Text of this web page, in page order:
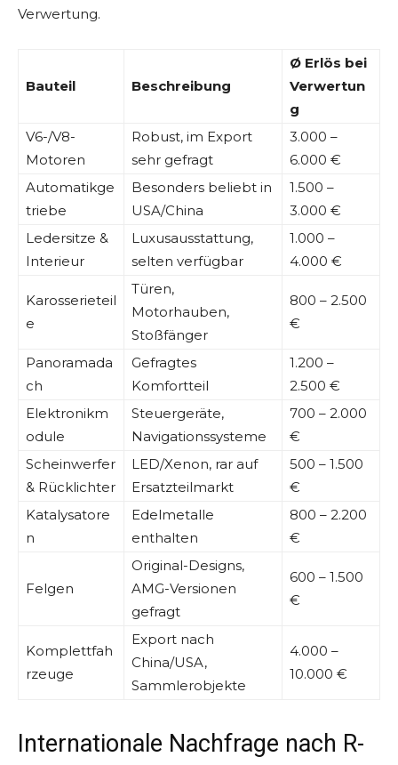
Verwertung.
Bauteil Beschreibung
Ø Erlös bei
Verwertun
g
V6-/V8-
Motoren
Robust, im Export
sehr gefragt
3.000 –
6.000 €
Automatikge
triebe
Besonders beliebt in
USA/China
1.500 –
3.000 €
Ledersitze &
Interieur
Luxusausstattung,
selten verfügbar
1.000 –
4.000 €
Karosserieteil
e
Türen,
Motorhauben,
Stoßfänger
800 – 2.500
€
Panoramada
ch
Gefragtes
Komfortteil
1.200 –
2.500 €
Elektronikm
odule
Steuergeräte,
Navigationssysteme
700 – 2.000
€
Scheinwerfer
& Rücklichter
LED/Xenon, rar auf
Ersatzteilmarkt
500 – 1.500
€
Katalysatore
n
Edelmetalle
enthalten
800 – 2.200
€
Felgen
Original-Designs,
AMG-Versionen
gefragt
600 – 1.500
€
Komplettfah
rzeuge
Export nach
China/USA,
Sammlerobjekte
4.000 –
10.000 €
Internationale Nachfrage nach R-